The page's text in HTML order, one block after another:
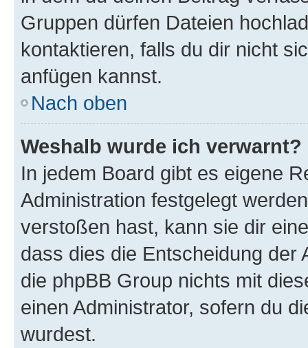
Gruppen dürfen Dateien
kontaktieren, falls du dir nicht
anfügen kannst.
Nach oben
Weshalb wurde ich verwarnt?
In jedem Board gibt es eigene
Administration festgelegt
verstoßen hast, kann sie dir
dass dies die Entscheidung der
die phpBB Group nichts mit
einen Administrator, sofern du
wurdest.